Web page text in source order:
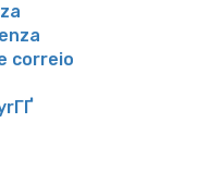
correio